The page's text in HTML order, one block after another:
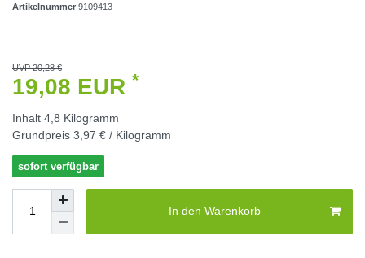
Artikelnummer 9109413
UVP 20,28 €
19,08 EUR *
Inhalt 4,8 Kilogramm
Grundpreis 3,97 € / Kilogramm
sofort verfügbar
In den Warenkorb